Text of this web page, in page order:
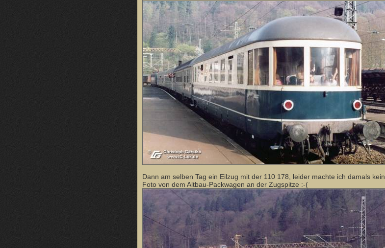
Dann am selben Tag ein Eilzug mit der 110 178, leider machte ich damals kein
Foto von dem Altbau-Packwagen an der Zugspitze :-(